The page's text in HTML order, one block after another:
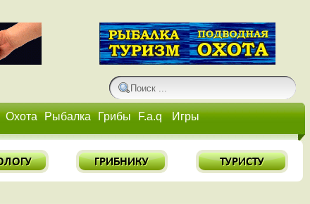
Охота Рыбалка Грибы F.a.q Игры